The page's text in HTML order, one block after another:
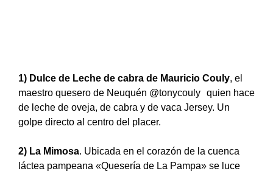
1) Dulce de Leche de cabra de Mauricio Couly, el
maestro quesero de Neuquén @tonycouly quien hace
de leche de oveja, de cabra y de vaca Jersey. Un
golpe directo al centro del placer.
2) La Mimosa. Ubicada en el corazón de la cuenca
láctea pampeana «Quesería de La Pampa» se luce